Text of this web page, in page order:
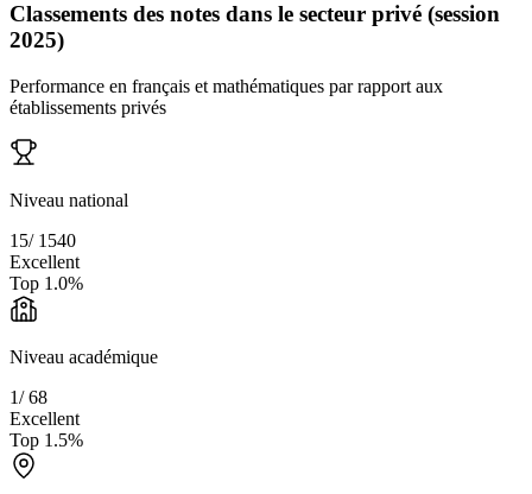
Classements des notes dans le secteur privé (session
2025)
Performance en français et mathématiques par rapport aux
établissements privés
Niveau national
15/ 1540
Excellent
Top 1.0%
Niveau académique
1/68
Excellent
Top 1.5%